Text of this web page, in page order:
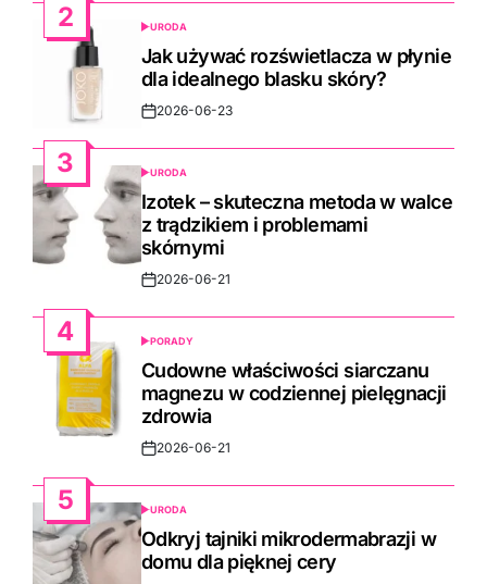
2
POSTED
IN
URODA
Jak używać rozświetlacza w płynie
dla idealnego blasku skóry?
Post2026-06-23
3
POSTED
IN
URODA
Izotek – skuteczna metoda w walce
z trądzikiem i problemami
skórnymi
Post2026-06-21
4
POSTED
IN
PORADY
Cudowne właściwości siarczanu
magnezu w codziennej pielęgnacji
zdrowia
Post2026-06-21
5
POSTED
IN
URODA
Odkryj tajniki mikrodermabrazji w
domu dla pięknej cery